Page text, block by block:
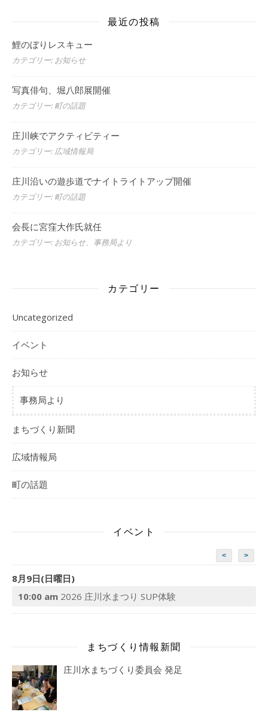
最近の投稿
鯉のぼりレスキュー
カテゴリー: お知らせ
写真俳句、堀八郎展開催
カテゴリー: 町の話題
庄川峡でアクティビティー
カテゴリー: 広域情報局
庄川沿いの遊歩道でナイトライトアップ開催
カテゴリー: 町の話題
会長に宮窪大作氏就任
カテゴリー: お知らせ、事務局より
カテゴリー
Uncategorized
イベント
お知らせ
事務局より
まちづくり新聞
広域情報局
町の話題
イベント
< >
8月9日(日曜日)
10:00 am 2026 庄川水まつり SUP体験
まちづくり情報新聞
庄川水まちづくり委員会 発足